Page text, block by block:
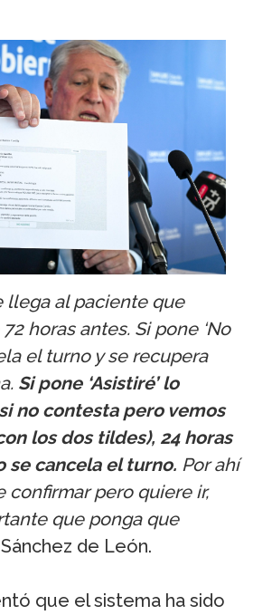
llega al paciente que
horas antes. Si pone ‘No
el turno y se recupera
Si pone ‘Asistiré’ lo
no contesta pero vemos
los dos tildes), 24 horas
se cancela el turno. Por ahí
confirmar pero quiere ir,
que ponga que
de León.
que el sistema ha sido